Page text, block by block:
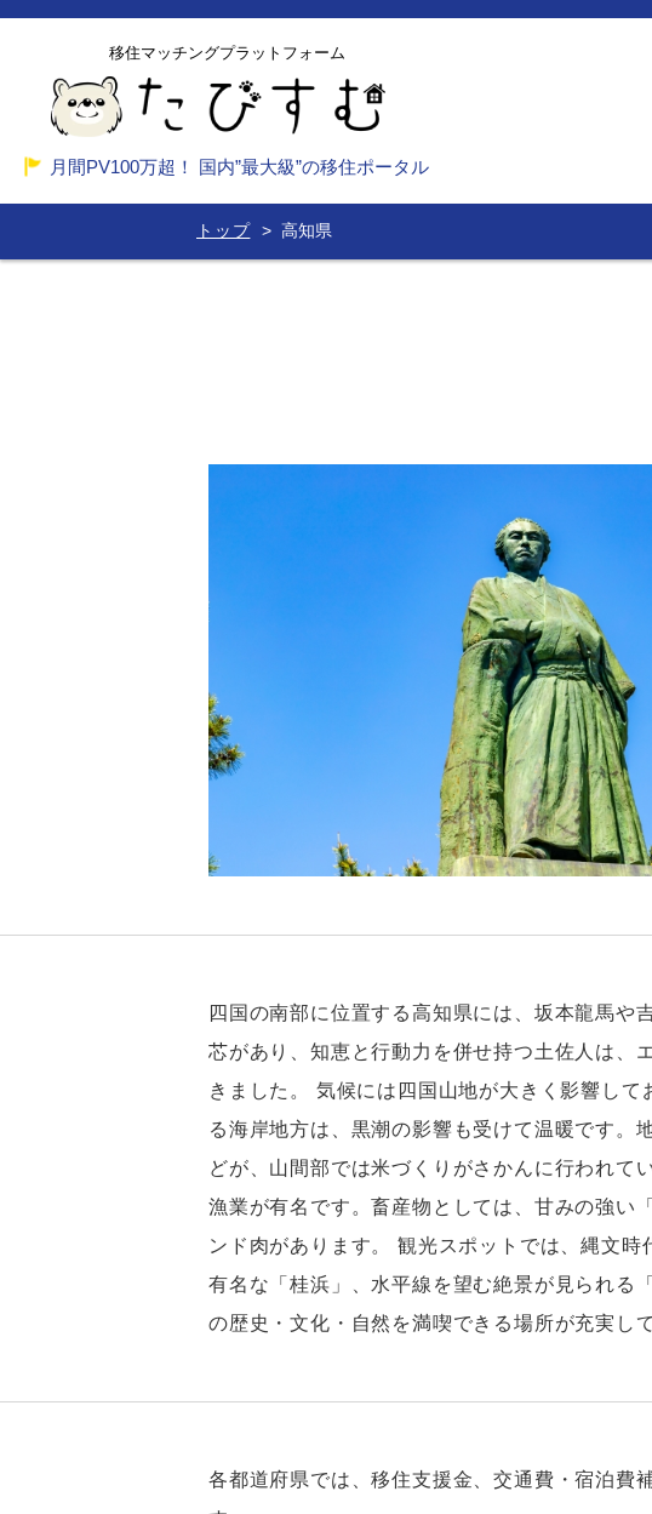
移住マッチングプラットフォーム
月間PV100万超！ 国内”最大級”の移住ポータル
トップ 高知県
四国の南部に位置する高知県には、坂本龍馬や
芯があり、知恵と行動力を併せ持つ土佐人は、
きました。 気候には四国山地が大きく影響し
る海岸地方は、黒潮の影響も受けて温暖です。
どが、山間部では米づくりがさかんに行われて
漁業が有名です。畜産物としては、甘みの強い
ンド肉があります。 観光スポットでは、縄文
有名な「桂浜」、水平線を望む絶景が見られる
の歴史・文化・自然を満喫できる場所が充実し
各都道府県では、移住支援金、交通費・宿泊費